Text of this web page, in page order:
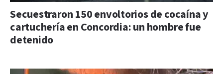
Secuestraron 150 envoltorios de cocaína y
cartuchería en Concordia: un hombre fue
detenido